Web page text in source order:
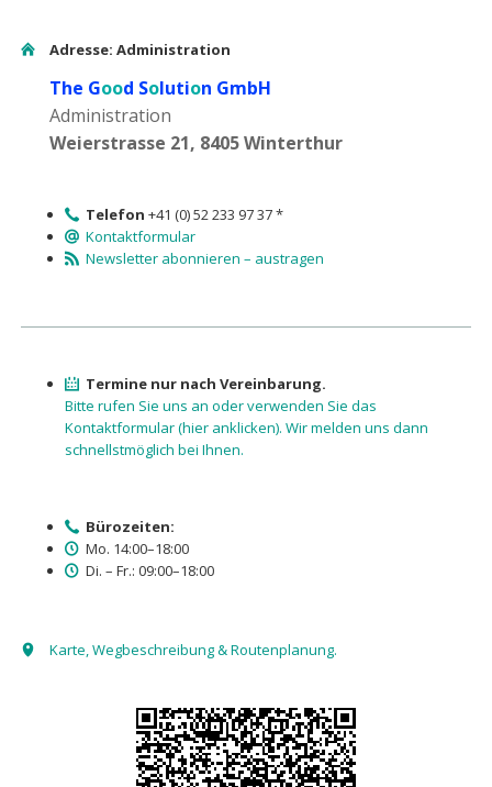
Adresse: Administration
The Good Solution GmbH
Administration
Weierstrasse 21, 8405 Winterthur
Telefon +41 (0) 52 233 97 37 *
Kontaktformular
Newsletter abonnieren – austragen
Termine nur nach Vereinbarung.
Bitte rufen Sie uns an oder verwenden Sie das
Kontaktformular (hier anklicken). Wir melden uns dann
schnellstmöglich bei Ihnen.
Bürozeiten:
Mo. 14:00–18:00
Di. – Fr.: 09:00–18:00
Karte, Wegbeschreibung & Routenplanung.